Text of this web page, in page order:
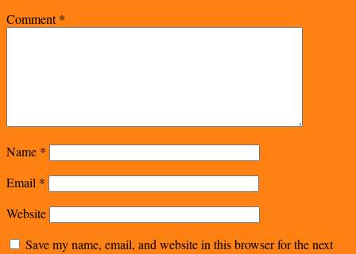
Comment*
Name *
Email *
Website
Save my name, email, and website in this browser for the next